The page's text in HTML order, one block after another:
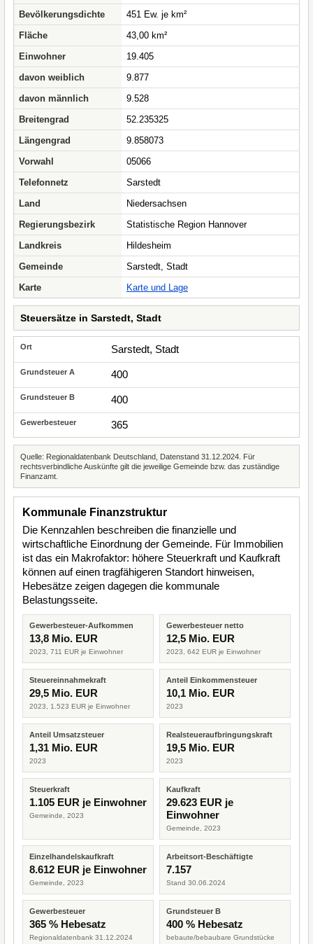
Bevölkerungsdichte
451 Ew. je km²
Fläche
43,00 km²
Einwohner
19.405
davon weiblich
9.877
davon männlich
9.528
Breitengrad
52.235325
Längengrad
9.858073
Vorwahl
05066
Telefonnetz
Sarstedt
Land
Niedersachsen
Regierungsbezirk
Statistische Region Hannover
Landkreis
Hildesheim
Gemeinde
Sarstedt, Stadt
Karte
Karte und Lage
Steuersätze in Sarstedt, Stadt
Sarstedt, Stadt
400
400
365
Quelle: Regionaldatenbank Deutschland, Datenstand 31.12.2024. Für
rechtsverbindliche Auskünfte gilt die jeweilige Gemeinde bzw. das zuständige
Finanzamt.
Kommunale Finanzstruktur
Die Kennzahlen beschreiben die finanzielle und
wirtschaftliche Einordnung der Gemeinde. Für Immobilien
ist das ein Makrofaktor: höhere Steuerkraft und Kaufkraft
können auf einen tragfähigeren Standort hinweisen,
Hebesätze zeigen dagegen die kommunale
Belastungsseite.
Gewerbesteuer-Aufkommen
13,8 Mio. EUR
2023, 711 EUR je Einwohner
Gewerbesteuer netto
12,5 Mio. EUR
2023, 642 EUR je Einwohner
Steuereinnahmekraft
29,5 Mio. EUR
2023, 1.523 EUR je Einwohner
Anteil Einkommensteuer
10,1 Mio. EUR
2023
Anteil Umsatzsteuer
1,31 Mio. EUR
2023
Realsteueraufbringungskraft
19,5 Mio. EUR
2023
Steuerkraft
1.105 EUR je Einwohner
Gemeinde, 2023
Kaufkraft
29.623 EUR je
Einwohner
Gemeinde, 2023
Einzelhandelskaufkraft
8.612 EUR je Einwohner
Gemeinde, 2023
Arbeitsort-Beschäftigte
7.157
Stand 30.06.2024
Gewerbesteuer
365 % Hebesatz
Regionaldatenbank 31.12.2024
Grundsteuer B
400 % Hebesatz
bebaute/bebaubare Grundstücke